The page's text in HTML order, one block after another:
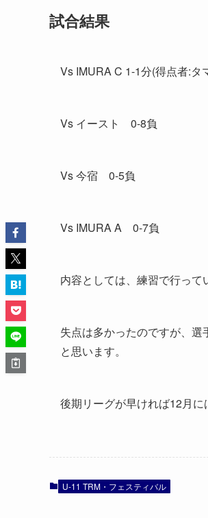
試合結果
Vs IMURA C 1-1分(得点者:タ
Vs イースト 0-8負
Vs 今宿 0-5負
Vs IMURA A 0-7負
内容としては、練習で行って
失点は多かったのですが、
と思います。
後期リーグが早ければ12月に
U-11 TRM・フェスティバル